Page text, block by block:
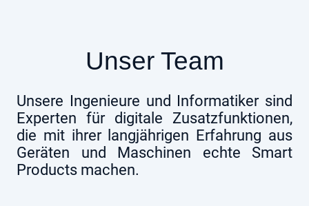
Unser Team
Unsere Ingenieure und Informatiker sind
Experten für digitale Zusatzfunktionen,
die mit ihrer langjährigen Erfahrung aus
Geräten und Maschinen echte Smart
Products machen.